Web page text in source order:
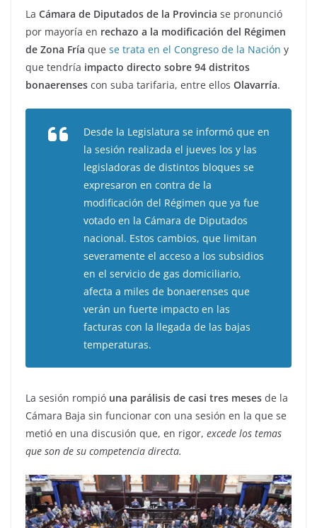
La Cámara de Diputados de la Provincia se pronunció
por mayoría en rechazo a la modificación del Régimen
de Zona Fría que se trata en el Congreso de la Nación y
que tendría impacto directo sobre 94 distritos
bonaerenses con suba tarifaria, entre ellos Olavarría.
Desde la Legislatura se informó que en
la sesión realizada el jueves los y las
legisladoras de distintos bloques se
expresaron en contra de la
modificación del Régimen que ya fue
votado en la Cámara de Diputados
nacional. Estos cambios, que limitan
severamente el acceso a los subsidios
en el servicio de gas domiciliario,
afecta a miles de bonaerenses que
verán un fuerte impacto en las
facturas con la llegada de las bajas
temperaturas.
La sesión rompió una parálisis de casi tres meses de la
Cámara Baja sin funcionar con una sesión en la que se
metió en una discusión que, en rigor, excede los temas
que son de su competencia directa.